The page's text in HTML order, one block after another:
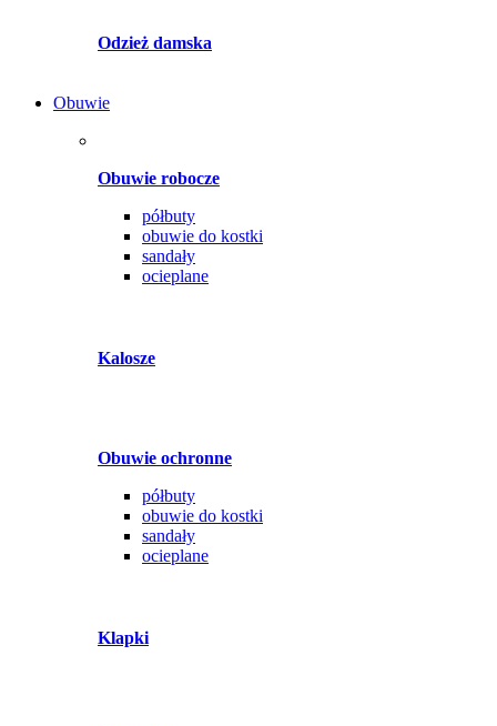
Odzież damska
Obuwie
Obuwie robocze
półbuty
obuwie do kostki
sandały
ocieplane
Kalosze
Obuwie ochronne
półbuty
obuwie do kostki
sandały
ocieplane
Klapki